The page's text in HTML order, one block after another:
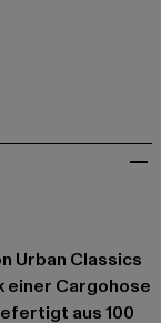
Urban Classics
einer Cargohose
aus 100